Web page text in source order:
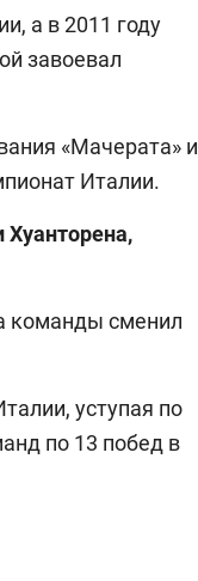
а в 2011 году
завоевал
«Мачерата» и
Италии.
команды сменил
уступая по
по 13 побед в